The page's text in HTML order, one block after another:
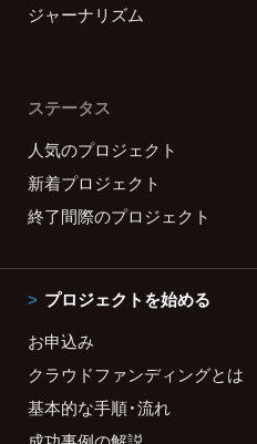
ジャーナリズム
ステータス
人気のプロジェクト
新着プロジェクト
終了間際のプロジェクト
プロジェクトを始める
お申込み
クラウドファンディングとは
基本的な手順・流れ